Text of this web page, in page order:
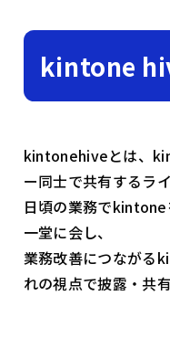
kintone
kintonehiveとは、
ー同士で共有するラ
日頃の業務で
一堂に会し、
業務改善につながる
れの視点で披露・共有